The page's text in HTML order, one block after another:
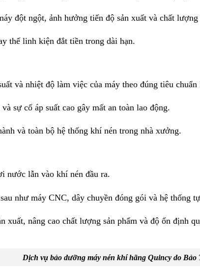
đột ngột, ảnh hưởng tiến độ sản xuất và chất lượng
thế linh kiện đắt tiền trong dài hạn.
và nhiệt độ làm việc của máy theo đúng tiêu chuẩn
sự cố áp suất cao gây mất an toàn lao động.
và toàn bộ hệ thống khí nén trong nhà xưởng.
nước lẫn vào khí nén đầu ra.
như máy CNC, dây chuyền đóng gói và hệ thống
xuất, nâng cao chất lượng sản phẩm và độ ổn định
Dịch vụ bảo dưỡng máy nén khí hãng Quincy do Bảo